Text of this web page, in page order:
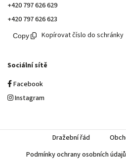
+420 797 626 629
+420 797 626 623
Kopírovat číslo do schránky
Sociální sítě
Facebook
Instagram
Dražební řád
Podmínky ochrany osobních údajů